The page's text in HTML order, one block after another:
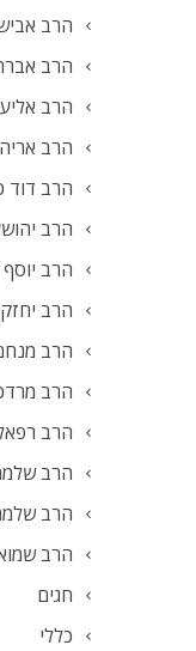
הרב
הרב
הרב
הרב
הרב דוד
הרב
הרב
הרב
הרב
הרב
הרב
הרב
הרב
הרב
חגים
כללי